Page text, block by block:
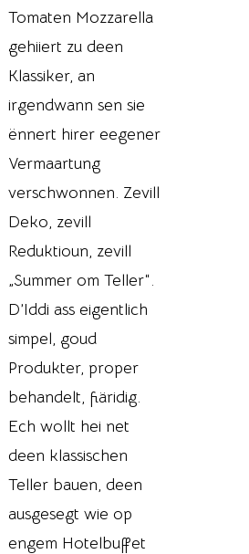
Tomaten Mozzarella
gehiiert zu deen
Klassiker, an
irgendwann sen sie
ënnert hirer eegener
Vermaartung
verschwonnen. Zevill
Deko, zevill
Reduktioun, zevill
„Summer om Teller“.
D’Iddi ass eigentlich
simpel, goud
Produkter, proper
behandelt, fiäridig.
Ech wollt hei net
deen klassischen
Teller bauen, deen
ausgesegt wie op
engem Hotelbuffet